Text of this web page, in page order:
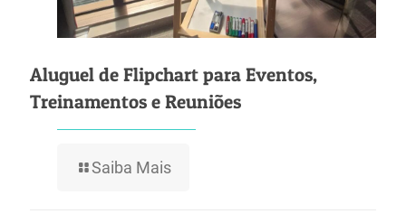
Aluguel de Flipchart para Eventos,
Treinamentos e Reuniões
Saiba Mais